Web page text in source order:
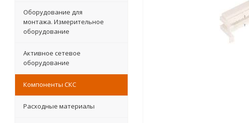
Оборудование для
монтажа. Измерительное
оборудование
Активное сетевое
оборудование
Компоненты СКС
Расходные материалы